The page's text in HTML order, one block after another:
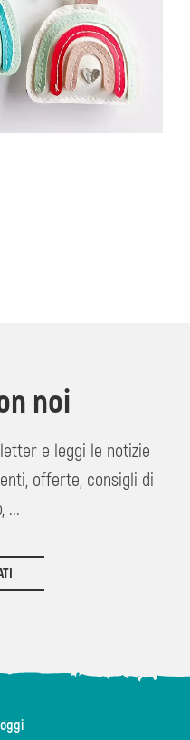
noi
e leggi le notizie
offerte, consigli di
...